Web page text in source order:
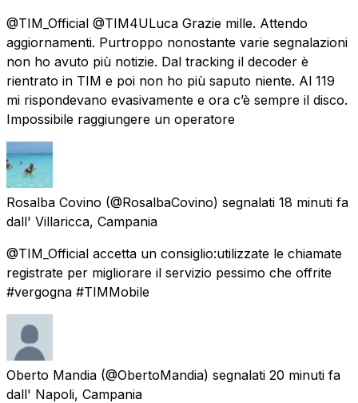
@TIM_Official @TIM4ULuca Grazie mille. Attendo
aggiornamenti. Purtroppo nonostante varie segnalazioni
non ho avuto più notizie. Dal tracking il decoder è
rientrato in TIM e poi non ho più saputo niente. Al 119
mi rispondevano evasivamente e ora c’è sempre il disco.
Impossibile raggiungere un operatore
Rosalba Covino (@RosalbaCovino) segnalati 18 minuti fa
dall' Villaricca, Campania
@TIM_Official accetta un consiglio:utilizzate le chiamate
registrate per migliorare il servizio pessimo che offrite
#vergogna #TIMMobile
Oberto Mandia (@ObertoMandia) segnalati 20 minuti fa
dall' Napoli, Campania